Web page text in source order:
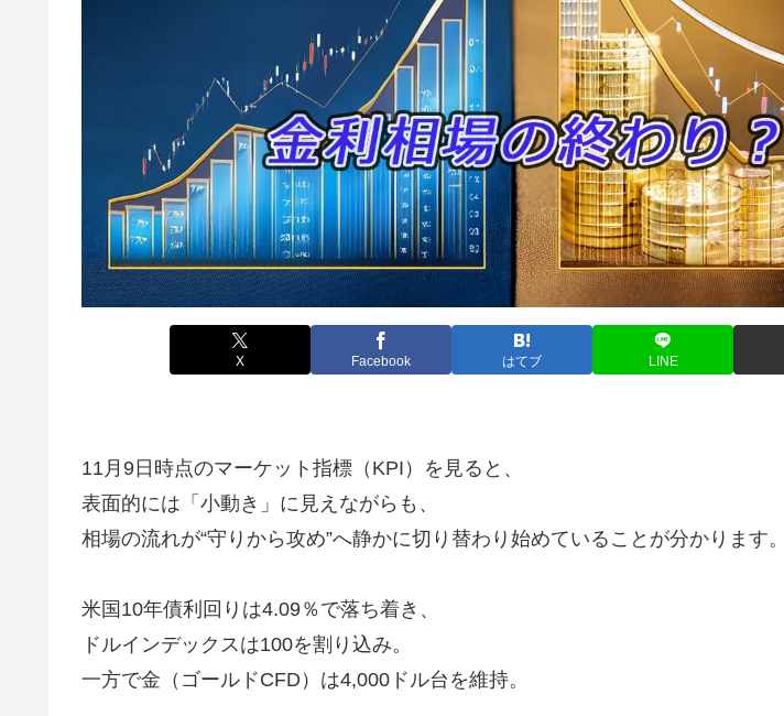
X Facebook はてブ LINE
11月9日時点のマーケット指標（KPI）を見ると、
表面的には「小動き」に見えながらも、
相場の流れが“守りから攻め”へ静かに切り替わり始めていることが分かります。
米国10年債利回りは4.09％で落ち着き、
ドルインデックスは100を割り込み。
一方で金（ゴールドCFD）は4,000ドル台を維持。